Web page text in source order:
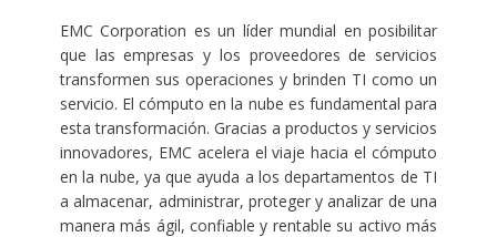
EMC Corporation es un líder mundial en posibilitar
que las empresas y los proveedores de servicios
transformen sus operaciones y brinden TI como un
servicio. El cómputo en la nube es fundamental para
esta transformación. Gracias a productos y servicios
innovadores, EMC acelera el viaje hacia el cómputo
en la nube, ya que ayuda a los departamentos de TI
a almacenar, administrar, proteger y analizar de una
manera más ágil, confiable y rentable su activo más